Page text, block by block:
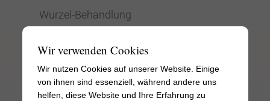
Wurzel-Behandlung
Zahnersatz
Wir verwenden Cookies
Wir nutzen Cookies auf unserer Website. Einige
von ihnen sind essenziell, während andere uns
helfen, diese Website und Ihre Erfahrung zu